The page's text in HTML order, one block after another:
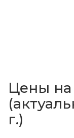
Цены
г.)